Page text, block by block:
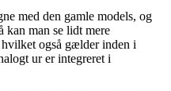
med den gamle models, og
kan man se lidt mere
også gælder inden i
ur er integreret i